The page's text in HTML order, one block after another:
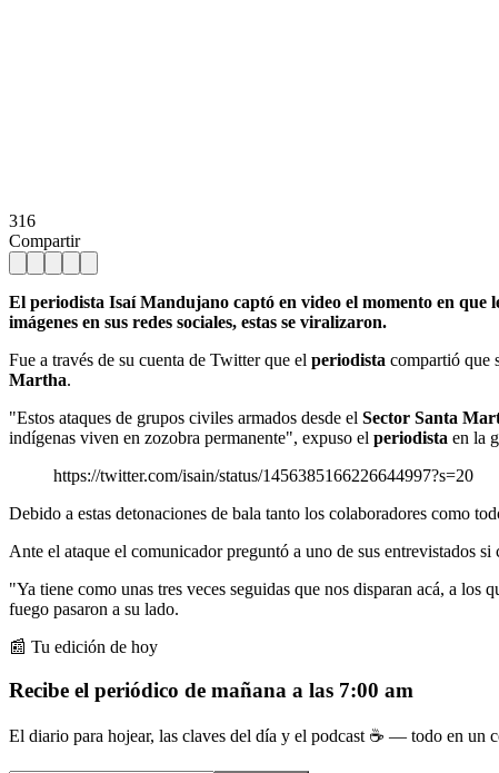
316
Compartir
El periodista Isaí Mandujano captó en video el momento en
imágenes en sus redes sociales, estas se viralizaron.
Fue a través de su cuenta de Twitter que el periodista compartió que
Martha.
"Estos ataques de grupos civiles armados desde el Sector Santa
indígenas viven en zozobra permanente", expuso el periodista en la
https://twitter.com/isain/status/1456385166226644997?s=20
Debido a estas detonaciones de bala tanto los colaboradores como
Ante el ataque el comunicador preguntó a uno de sus entrevistados
"Ya tiene como unas tres veces seguidas que nos disparan acá, a
fuego pasaron a su lado.
📰 Tu edición de hoy
Recibe el periódico de mañana a las 7:00 am
El diario para hojear, las claves del día y el podcast ☕ — todo en un